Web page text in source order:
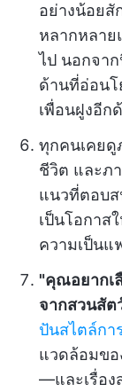
อย่างน้อยสั
หลากหลา
ไป นอกจา
ด้านที่อ่อน
เพื่อนฝูงอีก
ทุกคนเคยดู
ชีวิต และภ
แนวที่ตอบ
เป็นโอกาส
ความเป็นแ
"คุณอยากเ
จากสวนสัต
ปันสไตล์กา
แวดล้อมข
—และเรื่อง